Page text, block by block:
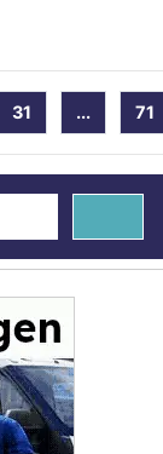
31 ... 71